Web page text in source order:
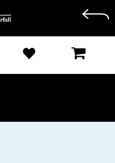
РОССИИ! ОПЛАТА ПРИ ПОЛУЧЕНИИ
>